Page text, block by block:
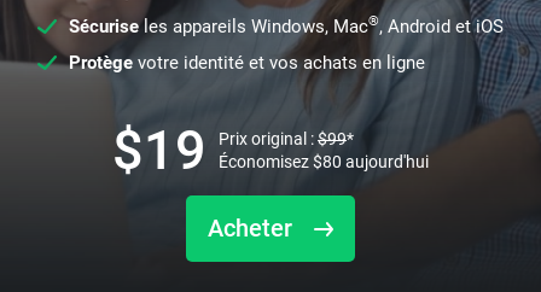
Sécuriseles appareils Windows, Mac®, Android et iOS
Protège votre identité et vos achats en ligne
Acheter
$19 Prix original :$99*
Économisez$80 aujourd'hui